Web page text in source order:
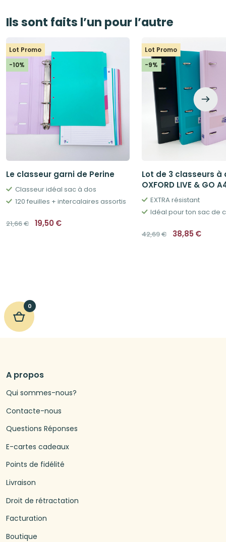
Ils sont faits l’un pour l’autre
Lot Promo
-10%
Le classeur garni de Perine
Classeur idéal sac à dos
120 feuilles + intercalaires assortis
21,66€ Le
prix
19,50€
Lot Promo
-9%
Lot de 3 classeurs à
OXFORD LIVE & GO
EXTRA résistant
Idéal pour ton sac de
42,69€ Le
prix
38,85 €
0
A propos
Qui sommes-nous?
Contacte-nous
Questions Réponses
E-cartes cadeaux
Points de fidélité
Livraison
Droit de rétractation
Facturation
Boutique